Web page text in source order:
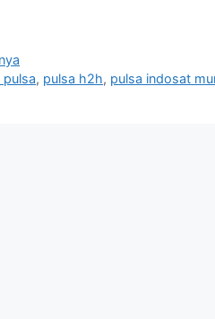
pulsa, pulsa h2h, pulsa indosat